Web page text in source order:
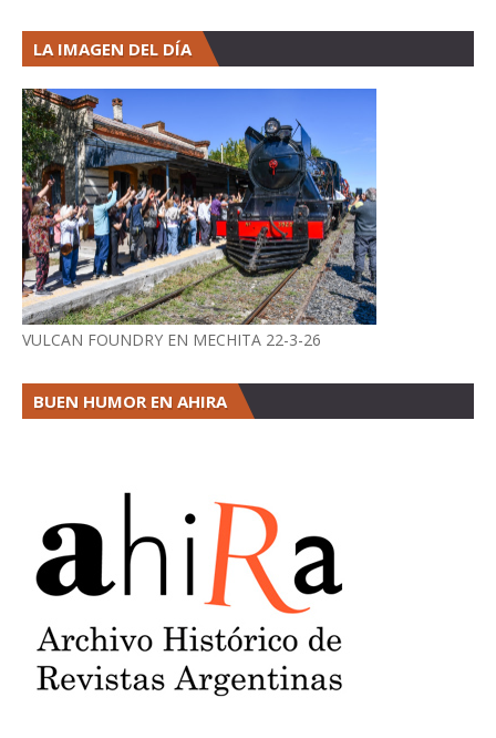
LA IMAGEN DEL DÍA
VULCAN FOUNDRY EN MECHITA 22-3-26
BUEN HUMOR EN AHIRA